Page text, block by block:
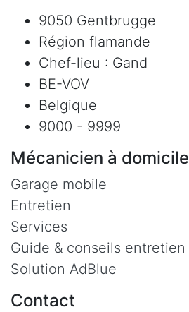
9050 Gentbrugge
Région flamande
Chef-lieu : Gand
BE-VOV
Belgique
9000 - 9999
Mécanicien à domicile
Garage mobile
Entretien
Services
Guide & conseils entretien
Solution AdBlue
Contact